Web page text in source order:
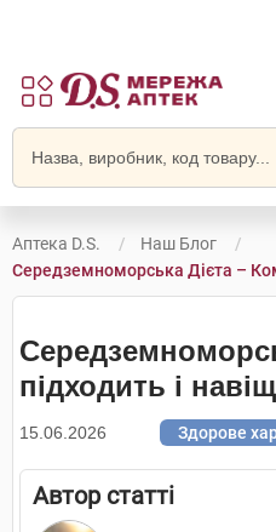
Аптека D.S.
Наш Блог
Середземноморська Дієта –
підходить і
15.06.2026 Здорове
Автор статті